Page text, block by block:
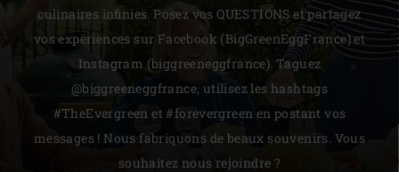
culinaires infinies. Posez vos QUESTIONS et partagez
vos expériences sur Facebook (BigGreenEggFrance) et
Instagram (biggreeneggfrance). Taguez
@biggreeneggfrance, utilisez les hashtags
#TheEvergreen et #forevergreen en postant vos
messages ! Nous fabriquons de beaux souvenirs. Vous
souhaitez nous rejoindre ?